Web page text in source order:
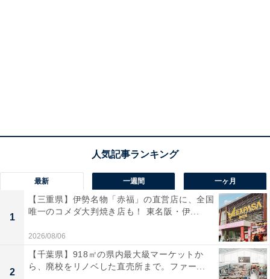
最新 一週間 一ヶ月
1
【三重県】伊勢名物「赤福」の直営店に、全国
唯一のコメダ大判焼き店も！ 東名阪・伊...
2026/08/06
2
【千葉県】918㎡の県内最大級マーケットか
ら、廃校をリノベした直売所まで。ファー...